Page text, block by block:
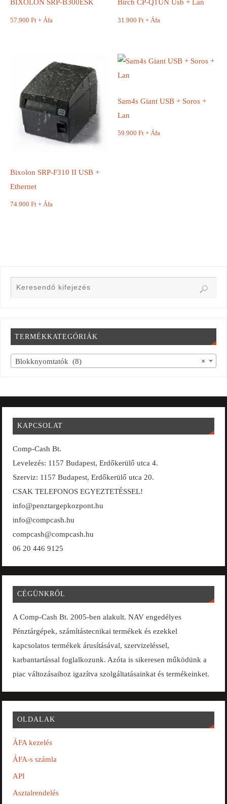
57.900 Ft + Áfa 31.900Ft + Áfa
Bixolon SRP-F310 II USB +
Ethernet
74.900 Ft + Áfa
Sam4s Giant USB + Soros +
Lan
59.900Ft + Áfa
TERMÉKKATEGÓRIÁK
×
Blokknyomtatók (8)
KAPCSOLAT
Comp-Cash Bt.
Levelezés: 1157 Budapest, Erdőkerülő utca 4.
Szerviz: 1157 Budapest, Erdőkerülő utca 20.
CSAK TELEFONOS EGYEZTETÉSSEL!
info@penztargepkozpont.hu
info@compcash.hu
compcash@compcash.hu
06 20 446 9125
CÉGÜNKRŐL
A Comp-Cash Bt. 2005-ben alakult. NAV engedélyes
Pénztárgépek, számítástecnikai termékek és ezekkel
kapcsolatos termékek árusításával, szervizeléssel,
karbantartással foglalkozunk. Azóta is sikeresen működünk a
piac változásaihoz igazítva szolgáltatásainkat és termékeinket.
OLDALAK
ÁFA kezelés
ÁFA-s számla
API
Asztalrendelés